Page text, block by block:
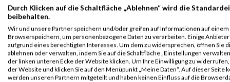
172
Björn Hanke
205
264
Blazenka Vukovic
170
Lisa Hachenburger
245
Andreas Schuster
231
Paul Rogolowski
Durch Klicken auf die Schaltfläche „Ablehnen“ wird die
beibehalten.
Wir und unsere Partner speichern und/oder greifen auf Informationen auf einem
Browserspeichern, um personenbezogene Daten zu verarbeiten. Einige
aufgrund eines berechtigten Interesses. Um dem zu widersprechen, öffnen Sie
ablehnen oder verwalten, indem Sie auf die Schaltfläche „Einstellungen
der linken unteren Ecke der Website klicken. Um Ihre Einwilligung zu
der Website und klicken Sie auf den Menüpunkt „Meine Daten“. Auf dieser
werden unseren Partnern mitgeteilt und haben keinen Einfluss auf die